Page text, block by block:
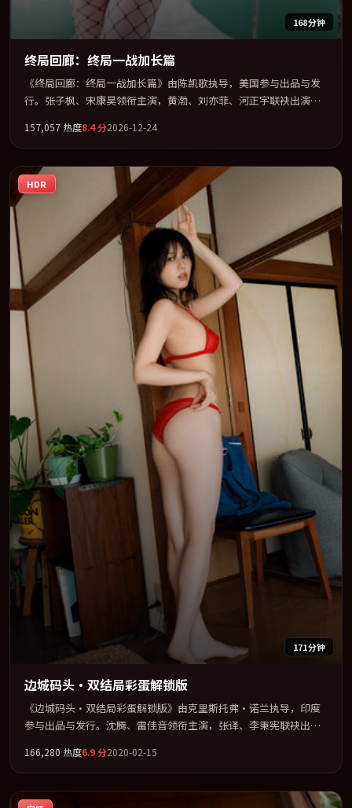
168分钟
终局回廊：终局一战加长篇
《终局回廊：终局一战加长篇》由陈凯歌执导，美国参与出品与发
行。张子枫、宋康昊领衔主演，黄渤、刘亦菲、河正宇联袂出演。
为骨架，在叙事、表演与视听上力求统一。定于 2026-10-10 在内地
院线及主流平台同步亮相，2026 年度话题片中口碑稳健，适合喜欢
强情节与人物弧光的观众完整观看。
157,057 热度8.4分2026-12-24
HDR
171分钟
边城码头·双结局彩蛋解锁版
《边城码头·双结局彩蛋解锁版》由克里斯托弗·诺兰执导，印度
参与出品与发行。沈腾、雷佳音领衔主演，张译、李秉宪联袂出
类型为骨架，在叙事、表演与视听上力求统一。定于 2020-02-01 在
内地院线及主流平台同步亮相，2020 年度话题片中口碑稳健，适合
喜欢强情节与人物弧光的观众完整观看。
166,280 热度6.9分2020-02-15